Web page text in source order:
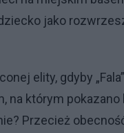
jako
elity, gdyby
na którym
Przecież